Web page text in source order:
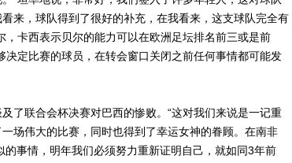
来，球队得到了很好的补充，在我看来，这支球队完全有
，卡西表示贝尔的能力可以在欧洲足坛排名前三或是前
决定比赛的球员，在转会窗口关闭之前任何事情都可能发
联合会杯决赛对巴西的惨败。“这对我们来说是一记重
场伟大的比赛，同时也得到了幸运女神的眷顾。在南非
的事情，明年我们必须努力重新证明自己，就如同3年前